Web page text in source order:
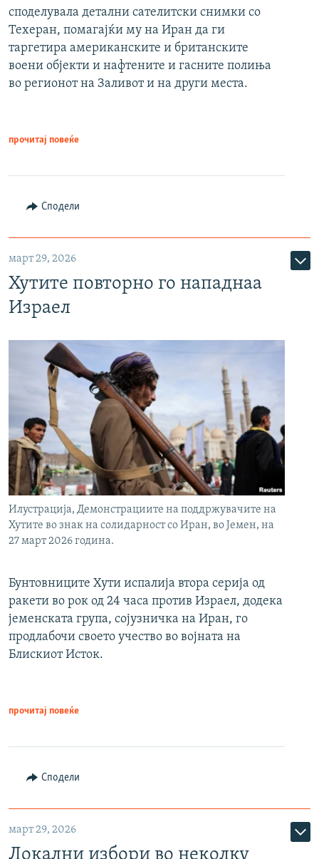
споделувала детални сателитски снимки со
Техеран, помагајќи му на Иран да ги
таргетира американските и британските
воени објекти и нафтените и гасните полиња
во регионот на Заливот и на други места.
прочитај повеќе
Сподели
март 29, 2026
Хутите повторно го нападнаа
Израел
Илустрација, Демонстрациите на поддржувачите на
Хутите во знак на солидарност со Иран, во Јемен, на
27 март 2026 година.
Бунтовниците Хути испалија втора серија од
ракети во рок од 24 часа против Израел, додека
јеменската група, сојузничка на Иран, го
продлабочи своето учество во војната на
Блискиот Исток.
прочитај повеќе
Сподели
март 29, 2026
Локални избори во неколку